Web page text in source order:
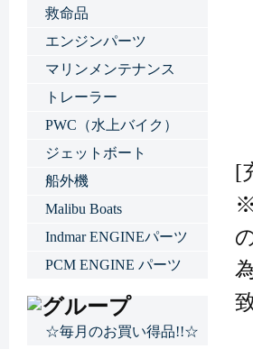
[
救命品
エンジンパーツ
マリンメンテナンス
トレーラー
PWC（水上バイク）
ジェットボート
船外機
Malibu Boats
Indmar ENGINEパーツ
PCM ENGINE パーツ
☆毎月のお買い得品!!☆